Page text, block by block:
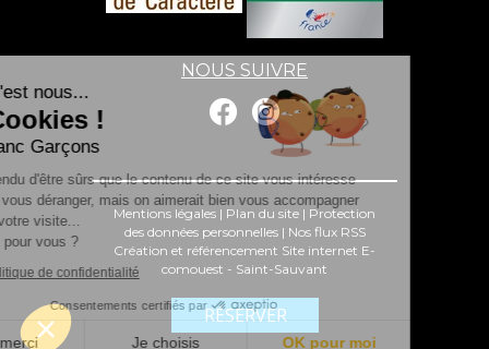
RÉSERVER
NOUS SUIVRE
Mentions légales | Plan du site | Protection
des données personnelles| Nos flux RSS
Création et référencement Site internet E-
comouest - Saint-Sauvant
Salut c'est nous...
les Cookies !
Les Franc Garçons
On a attendu d'être sûrs que le contenu de ce site vous intéresse
avant de vous déranger, mais on aimerait bien vous accompagner
pendant votre visite...
C'est OK pour vous ?
Lire la politique de confidentialité
Consentements certifiés par
Non merci Je choisis OK pour moi